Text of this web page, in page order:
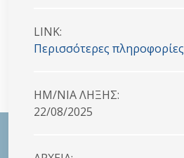
LINK:
Περισσότερες πληροφορίες
HM/NIA ΛΗΞΗΣ:
22/08/2025